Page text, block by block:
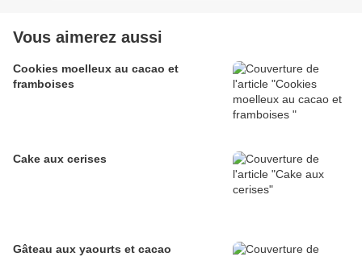
Vous aimerez aussi
Cookies moelleux au cacao et
framboises
Cake aux cerises
Gâteau aux yaourts et cacao